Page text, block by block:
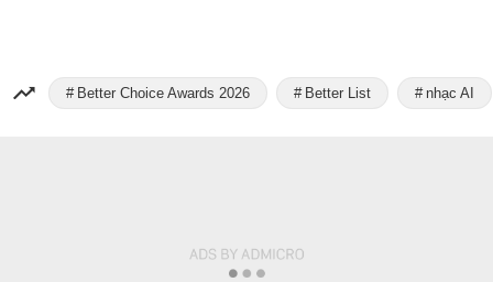
Better Choice Awards 2026 Better List nhạc AI